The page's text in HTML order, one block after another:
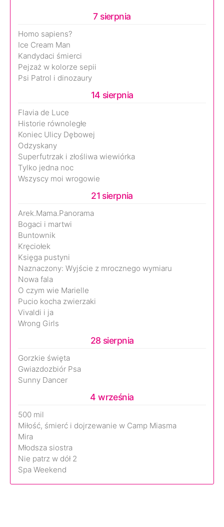
7 sierpnia
Homo sapiens?
Ice Cream Man
Kandydaci śmierci
Pejzaż w kolorze sepii
Psi Patrol i dinozaury
14 sierpnia
Flavia de Luce
Historie równoległe
Koniec Ulicy Dębowej
Odzyskany
Superfutrzak i złośliwa wiewiórka
Tylko jedna noc
Wszyscy moi wrogowie
21 sierpnia
Arek.Mama.Panorama
Bogaci i martwi
Buntownik
Kręciołek
Księga pustyni
Naznaczony: Wyjście z mrocznego wymiaru
Nowa fala
O czym wie Marielle
Pucio kocha zwierzaki
Vivaldi i ja
Wrong Girls
28 sierpnia
Gorzkie święta
Gwiazdozbiór Psa
Sunny Dancer
4 września
500 mil
Miłość, śmierć i dojrzewanie w Camp Miasma
Mira
Młodsza siostra
Nie patrz w dół 2
Spa Weekend